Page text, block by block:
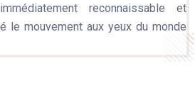
reconnaissable et
le mouvement aux yeux du monde